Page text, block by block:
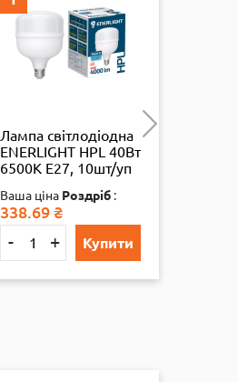
Лампа світлодіодна
ENERLIGHT HPL 40Вт
6500K E27, 10шт/уп
Ваша ціна Роздріб :
338.69 ₴
- + Купити